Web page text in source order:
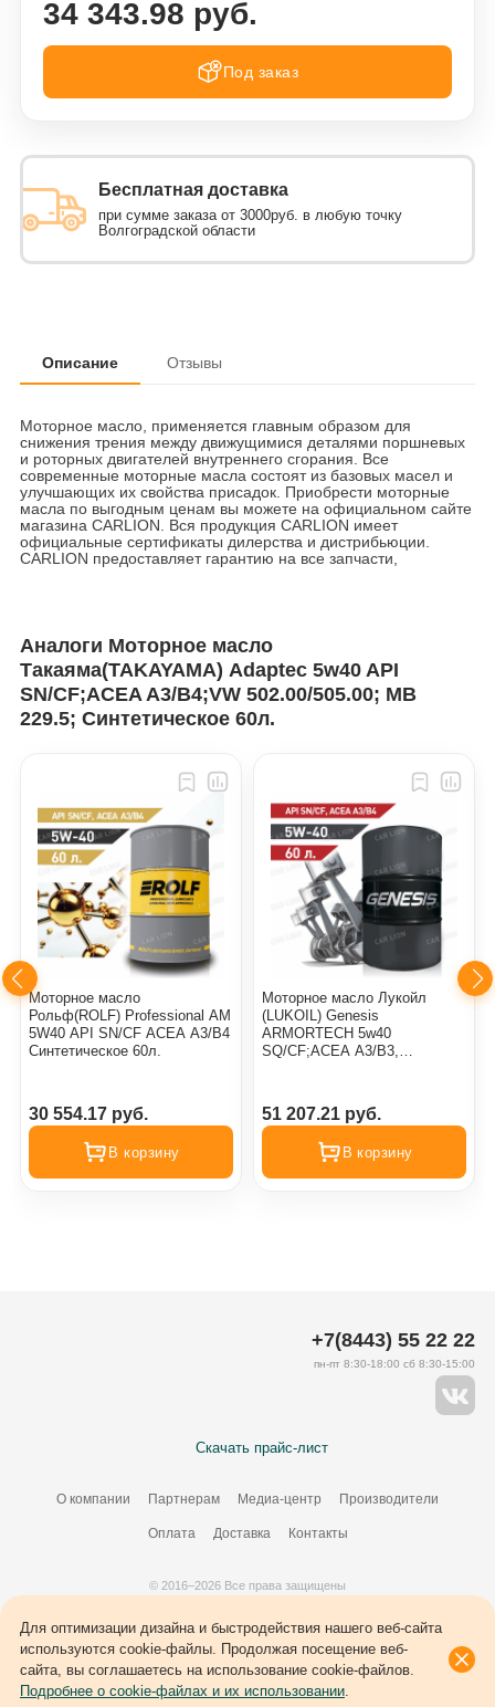
34 343.98 руб.
Под заказ
Бесплатная доставка
при сумме заказа от 3000руб. в любую точку
Волгоградской области
Описание Отзывы
Моторное масло, применяется главным образом для
снижения трения между движущимися деталями поршневых
и роторных двигателей внутреннего сгорания. Все
современные моторные масла состоят из базовых масел и
улучшающих их свойства присадок. Приобрести моторные
масла по выгодным ценам вы можете на официальном сайте
магазина CARLION. Вся продукция CARLION имеет
официальные сертификаты дилерства и дистрибьюции.
CARLION предоставляет гарантию на все запчасти,
Аналоги Моторное масло
Такаяма(TAKAYAMA) Adaptec 5w40 API
SN/CF;ACEA A3/B4;VW 502.00/505.00; MB
229.5; Синтетическое 60л.
Моторное масло
Рольф(ROLF) Professional AM
5W40 API SN/CF ACEA A3/B4
Синтетическое 60л.
30 554.17 руб.
В корзину
Моторное масло Лукойл
(LUKOIL) Genesis
ARMORTECH 5w40
SQ/CF;ACEA A3/B3,
(48кг.)
51 207.21 руб.
В корзину
Скачать прайс-лист
О компании Партнерам Медиа-центр Производители
Оплата Доставка Контакты
+7(8443) 55 22 22
пн-пт 8:30-18:00 сб 8:30-15:00
© 2016–2026 Все права защищены
Каталог Сравнение
Для оптимизации дизайна и быстродействия нашего веб-сайта
используются cookie-файлы. Продолжая посещение веб-
сайта, вы соглашаетесь на использование cookie-файлов.
Подробнее о cookie-файлах и их использовании.